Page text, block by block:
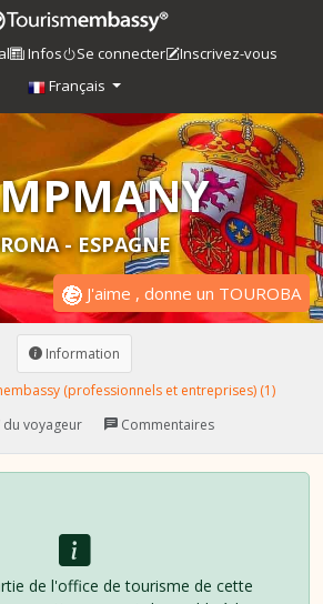
Infos Se connecter
Inscrivez-vous
Français
- ESPAGNE
J'aime , donne un TOUROBA
Information
(professionnels et entreprises) (1)
voyageur
Commentaires
de l'office de tourisme de cette